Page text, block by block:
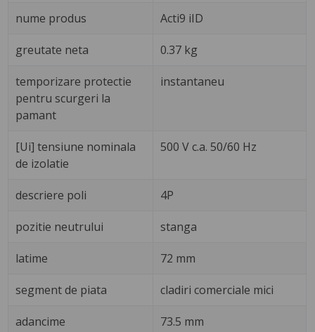
nume produs Acti9 iID
greutate neta 0.37 kg
temporizare protectie
pentru scurgeri la
pamant
instantaneu
[Ui] tensiune nominala
de izolatie
500 V c.a. 50/60 Hz
descriere poli 4P
pozitie neutrului stanga
latime 72 mm
segment de piata cladiri comerciale mici
adancime 73.5 mm